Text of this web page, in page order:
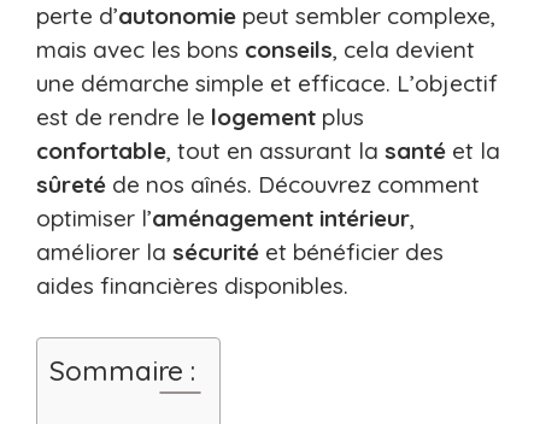
perte d’autonomie peut sembler complexe,
mais avec les bons conseils, cela devient
une démarche simple et efficace. L’objectif
est de rendre le logement plus
confortable, tout en assurant la santé et la
sûreté de nos aînés. Découvrez comment
optimiser l’aménagement intérieur,
améliorer la sécurité et bénéficier des
aides financières disponibles.
Sommaire :